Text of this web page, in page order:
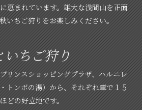
恵まれています。雄大な浅間山を正面
いちご狩りをお楽しみください。
ちご狩り
リンスショッピングプラザ、ハルニレ
トンボの湯）から、それぞれ車で１５
どの好立地です。